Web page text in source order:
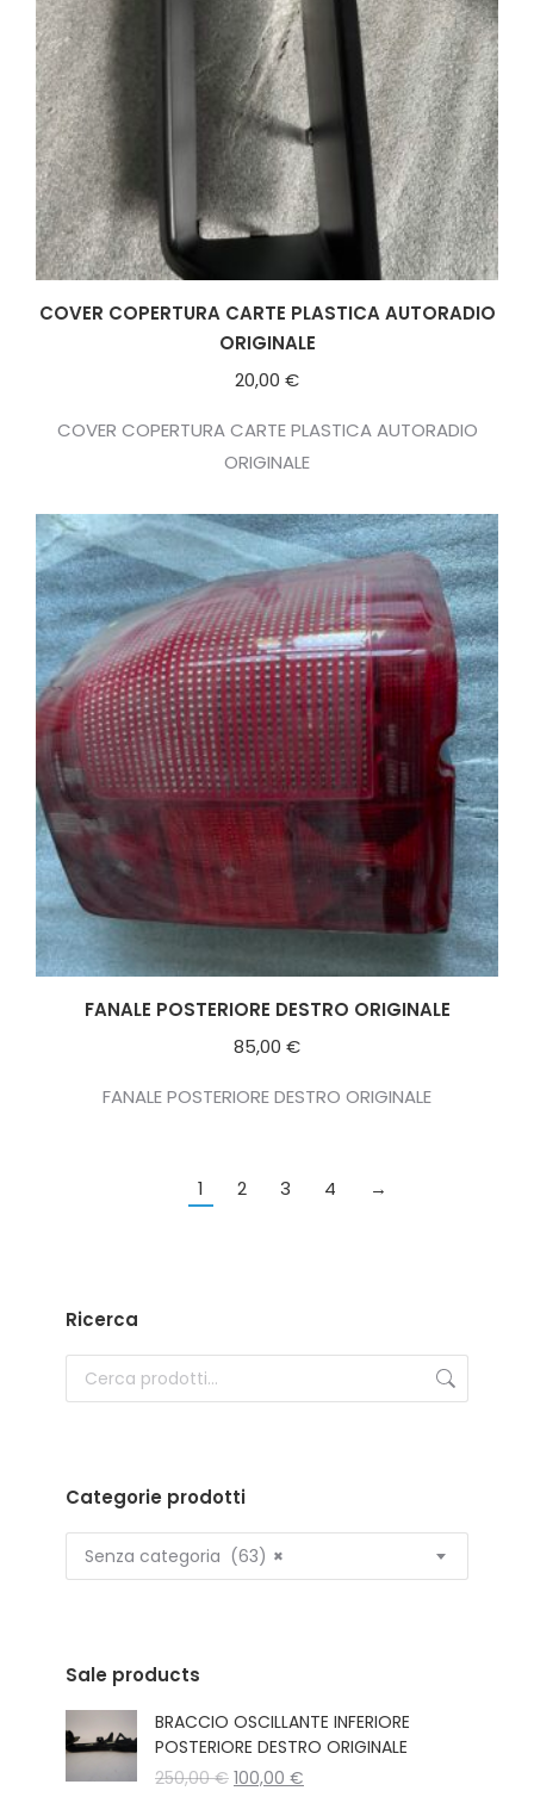
COVER COPERTURA CARTE PLASTICA AUTORADIO
ORIGINALE
20,00 €
COVER COPERTURA CARTE PLASTICA AUTORADIO
ORIGINALE
FANALE POSTERIORE DESTRO ORIGINALE
85,00 €
FANALE POSTERIORE DESTRO ORIGINALE
1 2 3 4 →
Ricerca
Categorie prodotti
×
Senza categoria (63)
Sale products
BRACCIO OSCILLANTE INFERIORE
POSTERIORE DESTRO ORIGINALE
250,00€ Il
100,00 €